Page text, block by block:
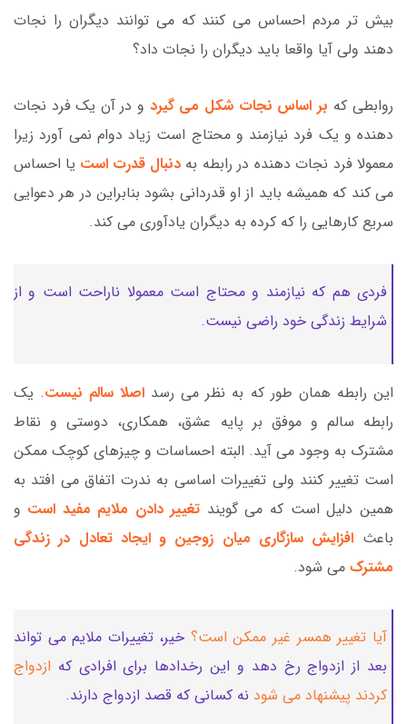
بیش تر مردم احساس می کنند که می توانند دیگران را نجات
دهند ولی آیا واقعا باید دیگران را نجات داد؟
روابطی که بر اساس نجات شکل می گیرد و در آن یک فرد نجات
دهنده و یک فرد نیازمند و محتاج است زیاد دوام نمی آورد زیرا
معمولا فرد نجات دهنده در رابطه به دنبال قدرت است یا احساس
می کند که همیشه باید از او قدردانی بشود بنابراین در هر دعوایی
سریع کارهایی را که کرده به دیگران یادآوری می کند.
فردی هم که نیازمند و محتاج است معمولا ناراحت است و از
شرایط زندگی خود راضی نیست.
این رابطه همان طور که به نظر می رسد اصلا سالم نیست. یک
رابطه سالم و موفق بر پایه عشق، همکاری، دوستی و نقاط
مشترک به وجود می آید. البته احساسات و چیزهای کوچک ممکن
است تغییر کنند ولی تغییرات اساسی به ندرت اتفاق می افتد به
همین دلیل است که می گویند تغییر دادن ملایم مفید است و
باعث افزایش سازگاری میان زوجین و ایجاد تعادل در زندگی
مشترک می شود.
آیا تغییر همسر غیر ممکن است؟ خیر، تغییرات ملایم می تواند
بعد از ازدواج رخ دهد و این رخدادها برای افرادی که ازدواج
کردند پیشنهاد می شود نه کسانی که قصد ازدواج دارند.